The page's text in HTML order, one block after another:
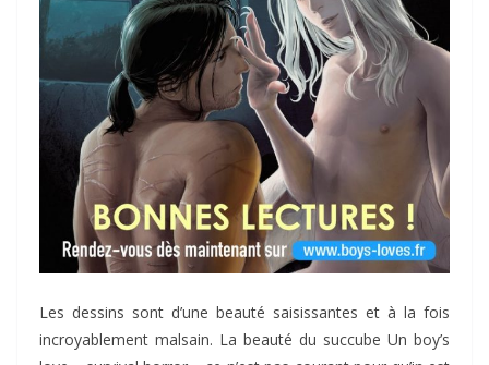
Les dessins sont d’une beauté saisissantes et à la fois
incroyablement malsain. La beauté du succube Un boy’s